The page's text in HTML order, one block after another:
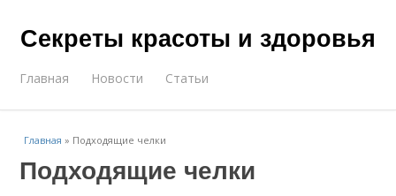
Секреты красоты и здоровья
Главная Новости Статьи
Главная » Подходящие челки
Подходящие челки